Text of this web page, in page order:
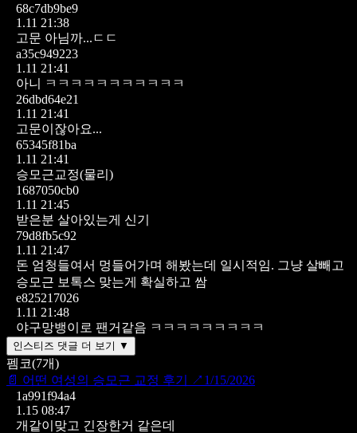
68c7db9be9
1.11 21:38
고문 아님까...ㄷㄷ
a35c949223
1.11 21:41
아니 ㅋㅋㅋㅋㅋㅋㅋㅋㅋㅋㅋ
26dbd64e21
1.11 21:41
고문이잖아요...
65345f81ba
1.11 21:41
승모근교정(물리)
1687050cb0
1.11 21:45
받은분 살아있는게 신기
79d8fb5c92
1.11 21:47
돈 엄청들여서 멍들어가며 해봤는데 일시적임. 그냥 살빼고
승모근 보톡스 맞는게 확실하고 쌈
e825217026
1.11 21:48
야구망뱅이로 팬거같음 ㅋㅋㅋㅋㅋㅋㅋㅋㅋ
인스티즈 댓글 더 보기 ▼
펨코(7개)
📄 어떤 여성의 승모근 교정 후기 ↗ 1/15/2026
1a991f94a4
1.15 08:47
개같이맞고 긴장한거 같은데